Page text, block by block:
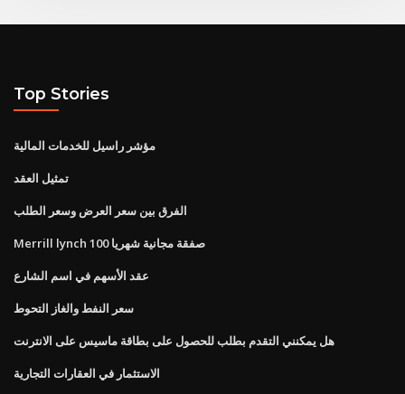
Top Stories
مؤشر راسيل للخدمات المالية
تمثيل العقد
الفرق بين سعر العرض وسعر الطلب
Merrill lynch 100 صفقة مجانية شهريا
عقد الأسهم في اسم الشارع
سعر النفط والغاز التحوط
هل يمكنني التقدم بطلب للحصول على بطاقة ماسيس على الانترنت
الاستثمار في العقارات التجارية